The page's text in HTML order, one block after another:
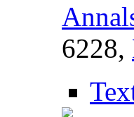
6228,